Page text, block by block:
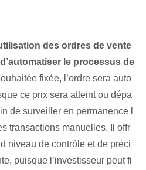
des ordres de vente
le processus de
fixée, l’ordre sera auto
ce prix sera atteint ou dépa
de surveiller en permanence l
transactions manuelles. Il offr
niveau de contrôle et de préci
puisque l’investisseur peut fi